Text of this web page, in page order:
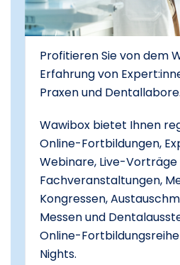
Profitieren Sie von dem
Erfahrung von
Praxen und Dentallabore.
Wawibox bietet Ihnen
Online-Fortbildungen,
Webinare, Live-Vorträge
Fachveranstaltungen,
Kongressen,
Messen und
Online-
Nights.